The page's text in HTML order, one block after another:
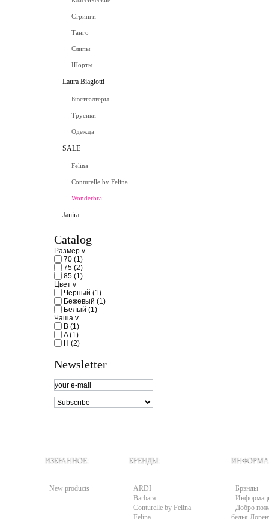
Стринги
Танго
Слипы
Шорты
Laura Biagiotti
Бюстгалтеры
Трусики
Одежда
SALE
Felina
Conturelle by Felina
Wonderbra
Janira
Catalog
Размер v
70 (1)
75 (2)
85 (1)
Цвет v
Черный (1)
Бежевый (1)
Белый (1)
Чаша v
B (1)
A(1)
H (2)
Newsletter
ИЗБРАННОЕ:
New products
БРЕНДЫ:
ARDI
Barbara
Conturelle by Felina
Felina
Брэнды
Добро
белья